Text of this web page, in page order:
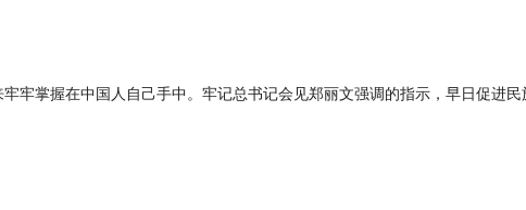
牢掌握在中国人自己手中。牢记总书记会见郑丽文强调的指示，早日促进